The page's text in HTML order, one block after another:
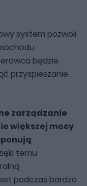
system pozwoli
będzie
przyspieszanie
zarządzanie
większej mocy
temu
podczas bardzo